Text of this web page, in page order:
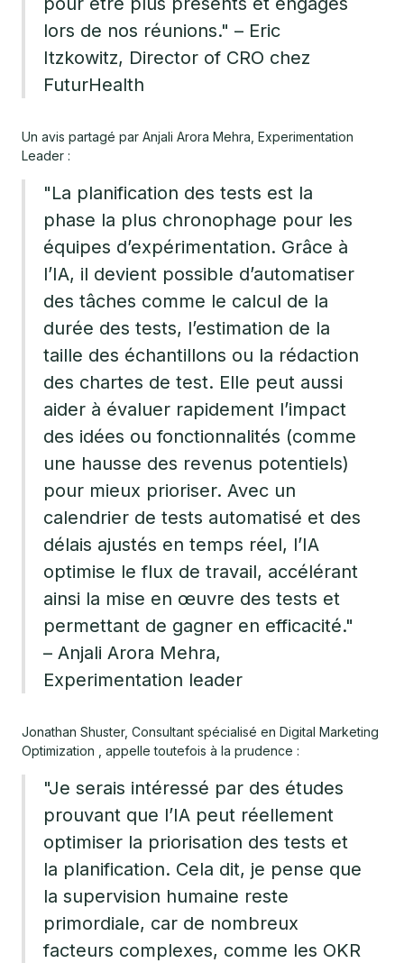
lors de nos réunions." – Eric
Itzkowitz, Director of CRO chez
FuturHealth
Un avis partagé par Anjali Arora Mehra, Experimentation
Leader :
"La planification des tests est la
phase la plus chronophage pour les
équipes d’expérimentation. Grâce à
l’IA, il devient possible d’automatiser
des tâches comme le calcul de la
durée des tests, l’estimation de la
taille des échantillons ou la rédaction
des chartes de test. Elle peut aussi
aider à évaluer rapidement l’impact
des idées ou fonctionnalités (comme
une hausse des revenus potentiels)
pour mieux prioriser. Avec un
calendrier de tests automatisé et des
délais ajustés en temps réel, l’IA
optimise le flux de travail, accélérant
ainsi la mise en œuvre des tests et
permettant de gagner en efficacité."
– Anjali Arora Mehra,
Experimentation leader
Jonathan Shuster, Consultant spécialisé en Digital Marketing
Optimization , appelle toutefois à la prudence :
"Je serais intéressé par des études
prouvant que l’IA peut réellement
optimiser la priorisation des tests et
la planification. Cela dit, je pense que
la supervision humaine reste
primordiale, car de nombreux
facteurs complexes, comme les OKR